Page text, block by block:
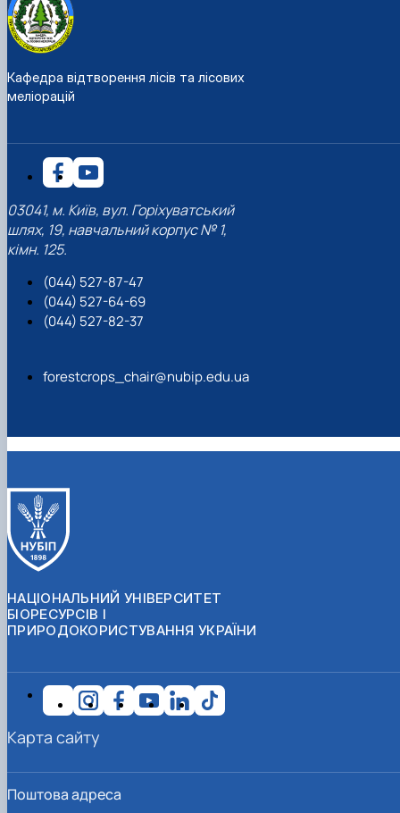
Кафедра відтворення лісів та лісових
меліорацій
03041, м. Київ, вул. Горіхуватський
шлях, 19, навчальний корпус № 1,
кімн. 125.
(044) 527-87-47
(044) 527-64-69
(044) 527-82-37
forestcrops_chair@nubip.edu.ua
НАЦІОНАЛЬНИЙ УНІВЕРСИТЕТ
БІОРЕСУРСІВ І
ПРИРОДОКОРИСТУВАННЯ УКРАЇНИ
Поштова адреса
Карта сайту